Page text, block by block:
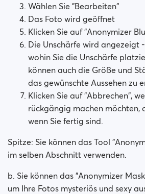
Wählen Sie "Bearbeiten"
Das Foto wird geöffnet
Klicken Sie auf "Anonymizer
Die Unschärfe wird angezeigt
wohin Sie die Unschärfe
können auch die Größe und
das gewünschte Aussehen zu
Klicken Sie auf "Abbrechen",
rückgängig machen möchten,
wenn Sie fertig sind.
Spitze: Sie können das Tool
im selben Abschnitt verwenden.
b. Sie können das "Anonymizer
um Ihre Fotos mysteriös und sexy